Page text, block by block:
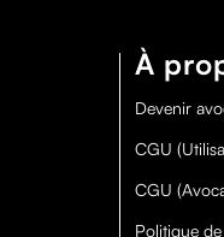
À
Devenir
CGU
CGU
Politique